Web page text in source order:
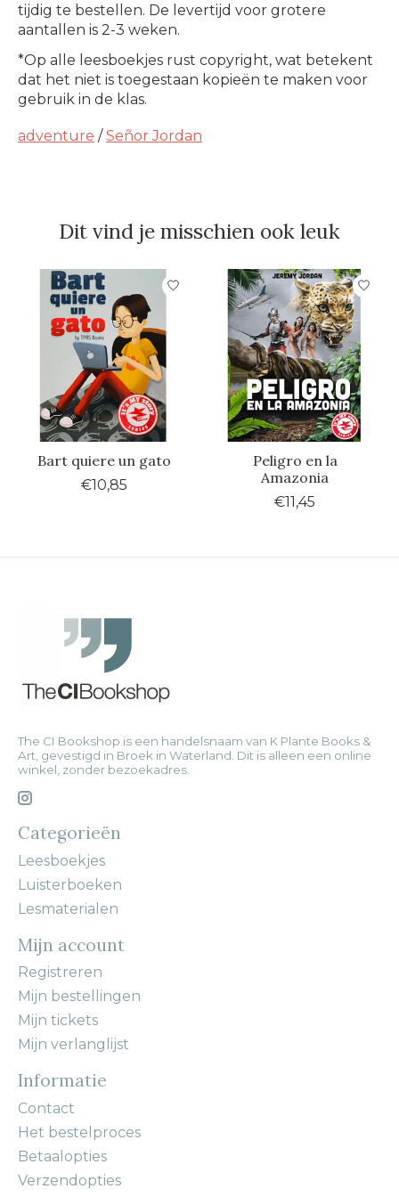
tijdig te bestellen. De levertijd voor grotere
aantallen is 2-3 weken.
*Op alle leesboekjes rust copyright, wat betekent
dat het niet is toegestaan kopieën te maken voor
gebruik in de klas.
adventure /Señor Jordan
Dit vind je misschien ook leuk
Items van productcarrousel
Bart quiere un gato
€10,85
Peligro en la
Amazonia
€11,45
The CI Bookshop is een handelsnaam van K Plante Books &
Art, gevestigd in Broek in Waterland. Dit is alleen een online
winkel, zonder bezoekadres.
Categorieën
Leesboekjes
Luisterboeken
Lesmaterialen
Mijn account
Registreren
Mijn bestellingen
Mijn tickets
Mijn verlanglijst
Informatie
Contact
Het bestelproces
Betaalopties
Verzendopties